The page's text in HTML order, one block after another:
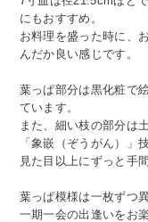
にもおすすめ。
お料理を盛った時に、
んだか良い感じです。
葉っぱ部分は黒化粧で
ています。
また、細い枝の部分は
「象嵌（ぞうがん）」
見た目以上にずっと手
葉っぱ模様は一枚ずつ
一期一会の出逢いをお